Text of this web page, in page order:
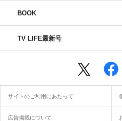
BOOK
TV LIFE最新号
サイトのご利用にあたって
広告掲載について